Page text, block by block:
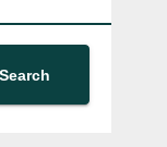
Search